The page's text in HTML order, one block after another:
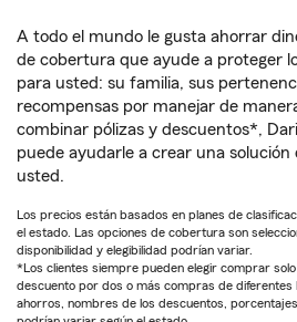
A todo el mundo le gusta ahorrar
de cobertura que ayude a proteger
para usted: su familia, sus
recompensas por manejar de
combinar pólizas y descuentos*,
puede ayudarle a crear una solución
usted.
Los precios están basados en planes de
el estado. Las opciones de cobertura son
disponibilidad y elegibilidad podrían variar.
*Los clientes siempre pueden elegir comprar
descuento por dos o más compras de diferentes
ahorros, nombres de los descuentos,